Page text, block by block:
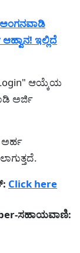
ಇಲ್ಲಿದೆ
ಆಯ್ಕೆಯ
ಅರ್ಜಿ
ಅರ್ಹ
Click here
ಸಹಾಯವಾಣಿ: